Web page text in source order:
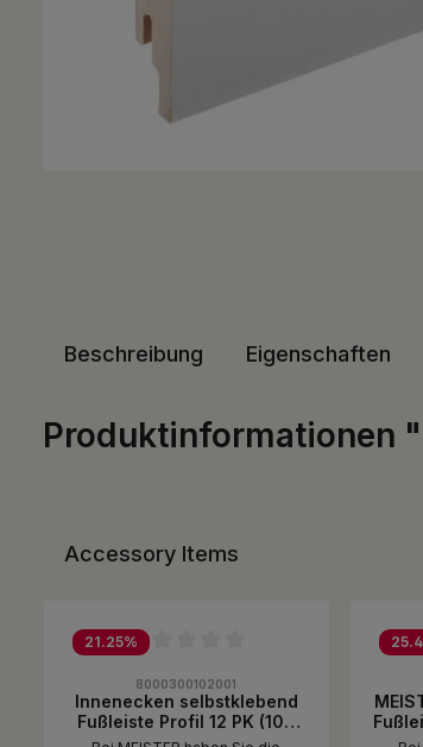
Beschreibung Eigenschaften
Produktinformationen
Accessory Items
21.25%
8000300102001
Innenecken selbstklebend
Fußleiste Profil 12 PK (100
mm)
PK,